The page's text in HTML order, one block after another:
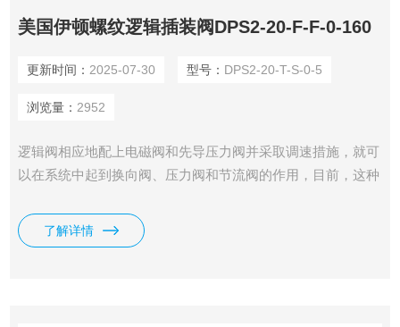
美国伊顿螺纹逻辑插装阀DPS2-20-F-F-0-160
更新时间： 2025-07-30 型号： DPS2-20-T-S-0-5
浏览量： 2952
逻辑阀相应地配上电磁阀和先导压力阀并采取调速措施，就可
以在系统中起到换向阀、压力阀和节流阀的作用，目前，这种
围：大型机床、折床、压铸机、塑料射出成型机、轧铜机及各
种重型产业机械及车辆和船舶等。我司供应有美国伊顿螺纹逻
了解详情